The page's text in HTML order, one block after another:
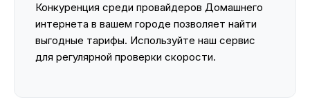
Конкуренция среди провайдеров Домашнего
интернета в вашем городе позволяет найти
выгодные тарифы. Используйте наш сервис
для регулярной проверки скорости.